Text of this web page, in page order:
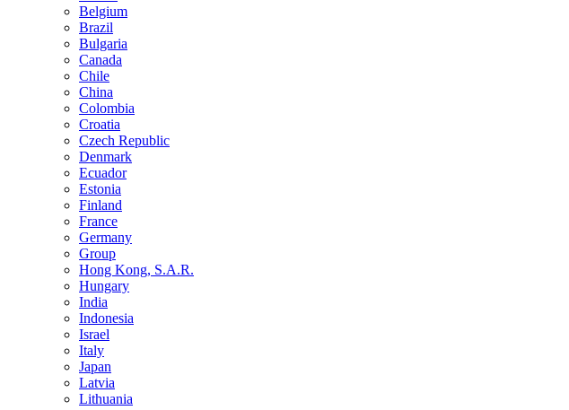
Belgium
Brazil
Bulgaria
Canada
Chile
China
Colombia
Croatia
Czech Republic
Denmark
Ecuador
Estonia
Finland
France
Germany
Group
Hong Kong, S.A.R.
Hungary
India
Indonesia
Israel
Italy
Japan
Latvia
Lithuania